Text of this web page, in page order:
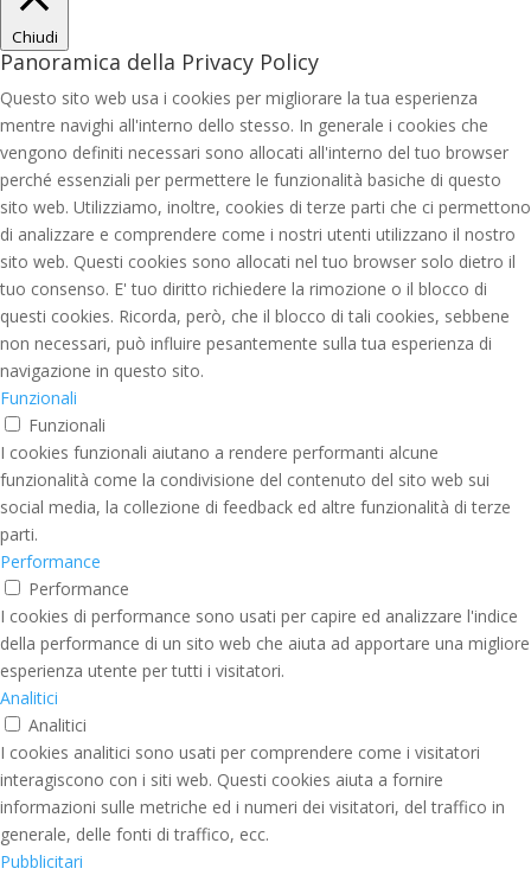
Chiudi
Panoramica della Privacy Policy
Questo sito web usa i cookies per migliorare la tua esperienza
mentre navighi all'interno dello stesso. In generale i cookies che
vengono definiti necessari sono allocati all'interno del tuo browser
perché essenziali per permettere le funzionalità basiche di questo
sito web. Utilizziamo, inoltre, cookies di terze parti che ci permettono
di analizzare e comprendere come i nostri utenti utilizzano il nostro
sito web. Questi cookies sono allocati nel tuo browser solo dietro il
tuo consenso. E' tuo diritto richiedere la rimozione o il blocco di
questi cookies. Ricorda, però, che il blocco di tali cookies, sebbene
non necessari, può influire pesantemente sulla tua esperienza di
navigazione in questo sito.
Funzionali
Funzionali
I cookies funzionali aiutano a rendere performanti alcune
funzionalità come la condivisione del contenuto del sito web sui
social media, la collezione di feedback ed altre funzionalità di terze
parti.
Performance
Performance
I cookies di performance sono usati per capire ed analizzare l'indice
della performance di un sito web che aiuta ad apportare una migliore
esperienza utente per tutti i visitatori.
Analitici
Analitici
I cookies analitici sono usati per comprendere come i visitatori
interagiscono con i siti web. Questi cookies aiuta a fornire
informazioni sulle metriche ed i numeri dei visitatori, del traffico in
generale, delle fonti di traffico, ecc.
Pubblicitari